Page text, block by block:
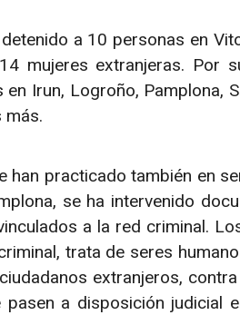
a 10 personas en
mujeres extranjeras. Por
Irun, Logroño, Pamplona,
más.
han practicado también en
se ha intervenido
a la red criminal.
trata de seres
extranjeros,
a disposición judicial